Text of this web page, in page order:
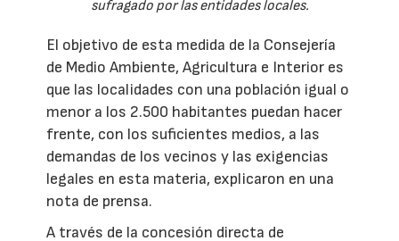
sufragado por las entidades locales.
El objetivo de esta medida de la Consejería
de Medio Ambiente, Agricultura e Interior es
que las localidades con una población igual o
menor a los 2.500 habitantes puedan hacer
frente, con los suficientes medios, a las
demandas de los vecinos y las exigencias
legales en esta materia, explicaron en una
nota de prensa.
A través de la concesión directa de